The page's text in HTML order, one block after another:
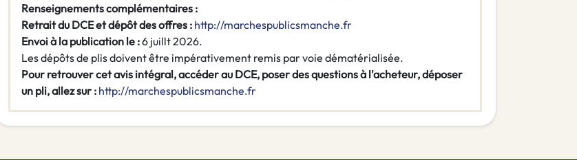
Renseignements complémentaires :
Retrait du DCE et dépôt des offres : http://marchespublicsmanche.fr
Envoi à la publication le :6 juillt 2026.
Les dépôts de plis doivent être impérativement remis par voie dématérialisée.
Pour retrouver cet avis intégral, accéder au DCE, poser des questions à l'acheteur, déposer
un pli, allez sur : http://marchespublicsmanche.fr